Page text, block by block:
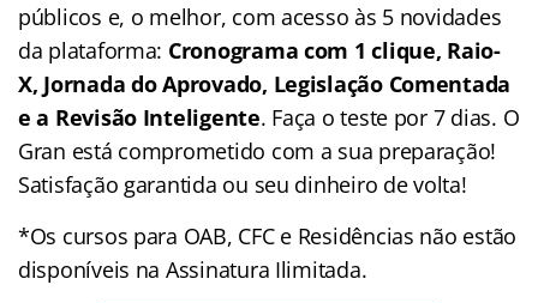
públicos e, o melhor, com acesso às 5 novidades
da plataforma: Cronograma com 1 clique, Raio-
X, Jornada do Aprovado, Legislação Comentada
e a Revisão Inteligente. Faça o teste por 7 dias. O
Gran está comprometido com a sua preparação!
Satisfação garantida ou seu dinheiro de volta!
*Os cursos para OAB, CFC e Residências não estão
disponíveis na Assinatura Ilimitada.